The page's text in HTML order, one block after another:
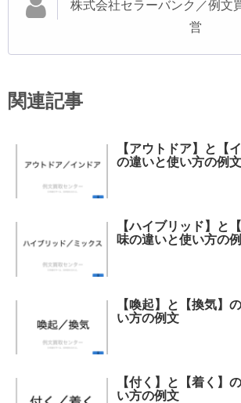
株式会社セラーバンク／例文
営
関連記事
【アウトドア】と【
の違いと使い方の例文
【ハイブリッド】と
味の違いと使い方の
【喚起】と【換気】
い方の例文
【付く】と【着く】
い方の例文